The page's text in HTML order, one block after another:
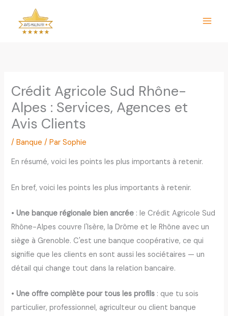
contenu
Crédit Agricole Sud Rhône-
Alpes : Services, Agences et
Avis Clients
/Banque / ParSophie
En résumé, voici les points les plus importants à retenir.
En bref, voici les points les plus importants à retenir.
•Une banque régionale bien ancrée : le Crédit Agricole Sud
Rhône-Alpes couvre l'Isère, la Drôme et le Rhône avec un
siège à Grenoble. C'est une banque coopérative, ce qui
signifie que les clients en sont aussi les sociétaires — un
détail qui change tout dans la relation bancaire.
•Une offre complète pour tous les profils : que tu sois
particulier, professionnel, agriculteur ou client banque